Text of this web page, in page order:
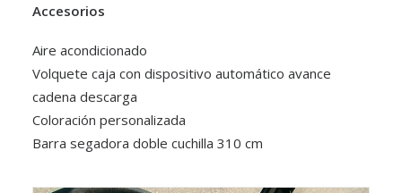
Accesorios
Aire acondicionado
Volquete caja con dispositivo automático avance
cadena descarga
Coloración personalizada
Barra segadora doble cuchilla 310 cm